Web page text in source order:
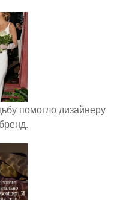
помогло дизайнеру